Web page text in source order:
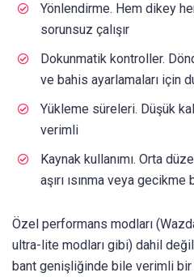
Yönlendirme. Hem dikey
sorunsuz çalışır
Dokunmatik kontroller.
ve bahis ayarlamaları için
Yükleme süreleri. Düşük
verimli
Kaynak kullanımı. Orta
aşırı ısınma veya
Özel performans modları
ultra-lite modları gibi) dahil
bant genişliğinde bile verimli bir